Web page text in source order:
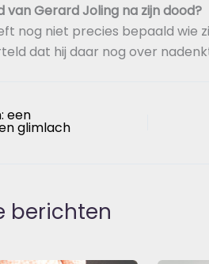
van Gerard Joling na zijn dood?
nog niet precies bepaald wie
dat hij daar nog over
een
glimlach
berichten